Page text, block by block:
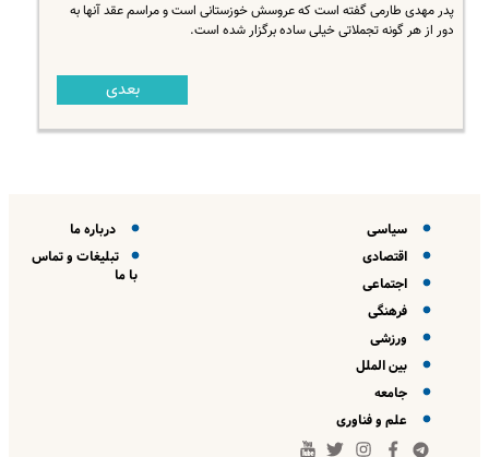
پدر مهدی طارمی گفته است که عروسش خوزستانی است و مراسم عقد آنها به
دور از هر گونه تجملاتی خیلی ساده برگزار شده است.
بعدی
سیاسی
اقتصادی
اجتماعی
فرهنگی
ورزشی
بین الملل
جامعه
علم و فناوری
درباره ما
تبلیغات و تماس
با ما